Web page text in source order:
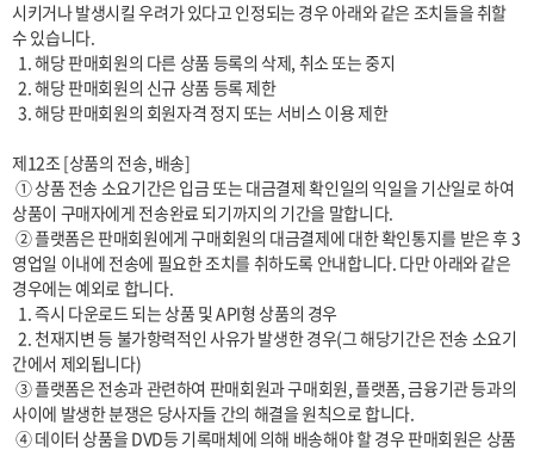
시키거나 발생시킬 우려가 있다고 인정되는 경우 아래와 같은 조치들을 취할
수 있습니다.
  2. 해당 판매회원의 신규 상품 등록 제한
  3. 해당 판매회원의 회원자격 정지 또는 서비스 이용 제한
제12조 [상품의 전송, 배송]
상품이 구매자에게 전송완료 되기까지의 기간을 말합니다.
영업일 이내에 전송에 필요한 조치를 취하도록 안내합니다. 다만 아래와 같은
경우에는 예외로 합니다.
  2. 천재지변 등 불가항력적인 사유가 발생한 경우(그 해당기간은 전송 소요기
간에서 제외됩니다)
사이에 발생한 분쟁은 당사자들 간의 해결을 원칙으로 합니다.